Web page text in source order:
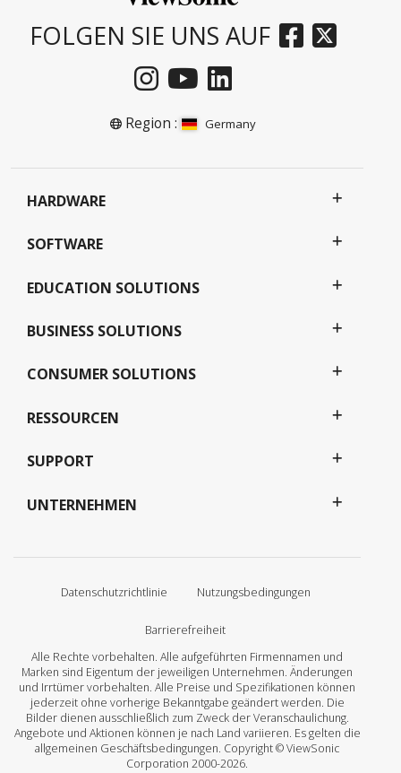
FOLGEN SIE UNS AUF
Region : Germany
HARDWARE
SOFTWARE
EDUCATION SOLUTIONS
BUSINESS SOLUTIONS
CONSUMER SOLUTIONS
RESSOURCEN
SUPPORT
UNTERNEHMEN
Datenschutzrichtlinie Nutzungsbedingungen
Barrierefreiheit
Alle Rechte vorbehalten. Alle aufgeführten Firmennamen und
Marken sind Eigentum der jeweiligen Unternehmen. Änderungen
und Irrtümer vorbehalten. Alle Preise und Spezifikationen können
jederzeit ohne vorherige Bekanntgabe geändert werden. Die
Bilder dienen ausschließlich zum Zweck der Veranschaulichung.
Angebote und Aktionen können je nach Land variieren. Es gelten die
allgemeinen Geschäftsbedingungen. Copyright © ViewSonic
Corporation 2000-2026.